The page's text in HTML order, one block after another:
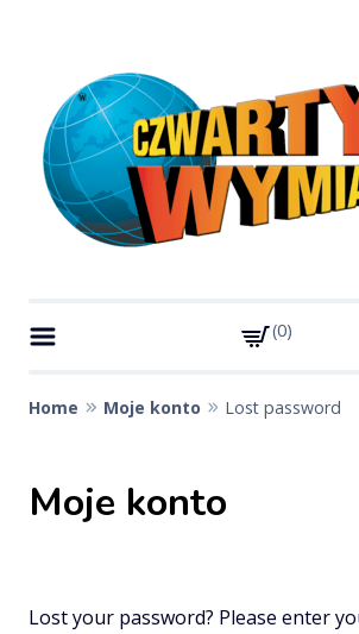
0
Home Moje konto Lost password
Moje konto
Lost your password? Please enter